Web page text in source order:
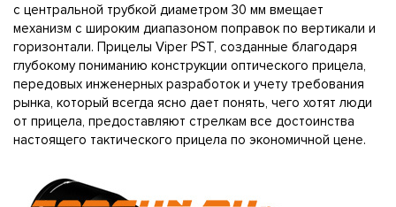
с центральной трубкой диаметром 30 мм вмещает
механизм с широким диапазоном поправок по вертикали и
горизонтали. Прицелы Viper PST, созданные благодаря
глубокому пониманию конструкции оптического прицела,
передовых инженерных разработок и учету требования
рынка, который всегда ясно дает понять, чего хотят люди
от прицела, предоставляют стрелкам все достоинства
настоящего тактического прицела по экономичной цене.